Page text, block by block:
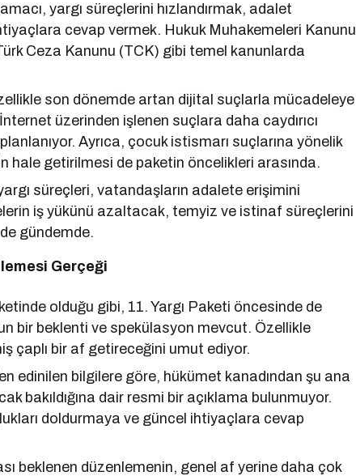
yargı süreçlerini hızlandırmak, adalet
cevap vermek. Hukuk Muhakemeleri Kanunu
Ceza Kanunu (TCK) gibi temel kanunlarda
son dönemde artan dijital suçlarla mücadeleye
üzerinden işlenen suçlara daha caydırıcı
Ayrıca, çocuk istismarı suçlarına yönelik
hale getirilmesi de paketin öncelikleri arasında.
süreçleri, vatandaşların adalete erişimini
iş yükünü azaltacak, temyiz ve istinaf süreçlerini
gündemde.
Gerçeği
olduğu gibi, 11. Yargı Paketi öncesinde de
bir beklenti ve spekülasyon mevcut. Özellikle
çaplı bir af getireceğini umut ediyor.
edinilen bilgilere göre, hükümet kanadından şu ana
bakıldığına dair resmi bir açıklama bulunmuyor.
doldurmaya ve güncel ihtiyaçlara cevap
beklenen düzenlemenin, genel af yerine daha çok